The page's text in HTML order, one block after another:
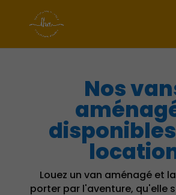
Nos
Louez un van aménagé et
porter par l'aventure, qu'elle